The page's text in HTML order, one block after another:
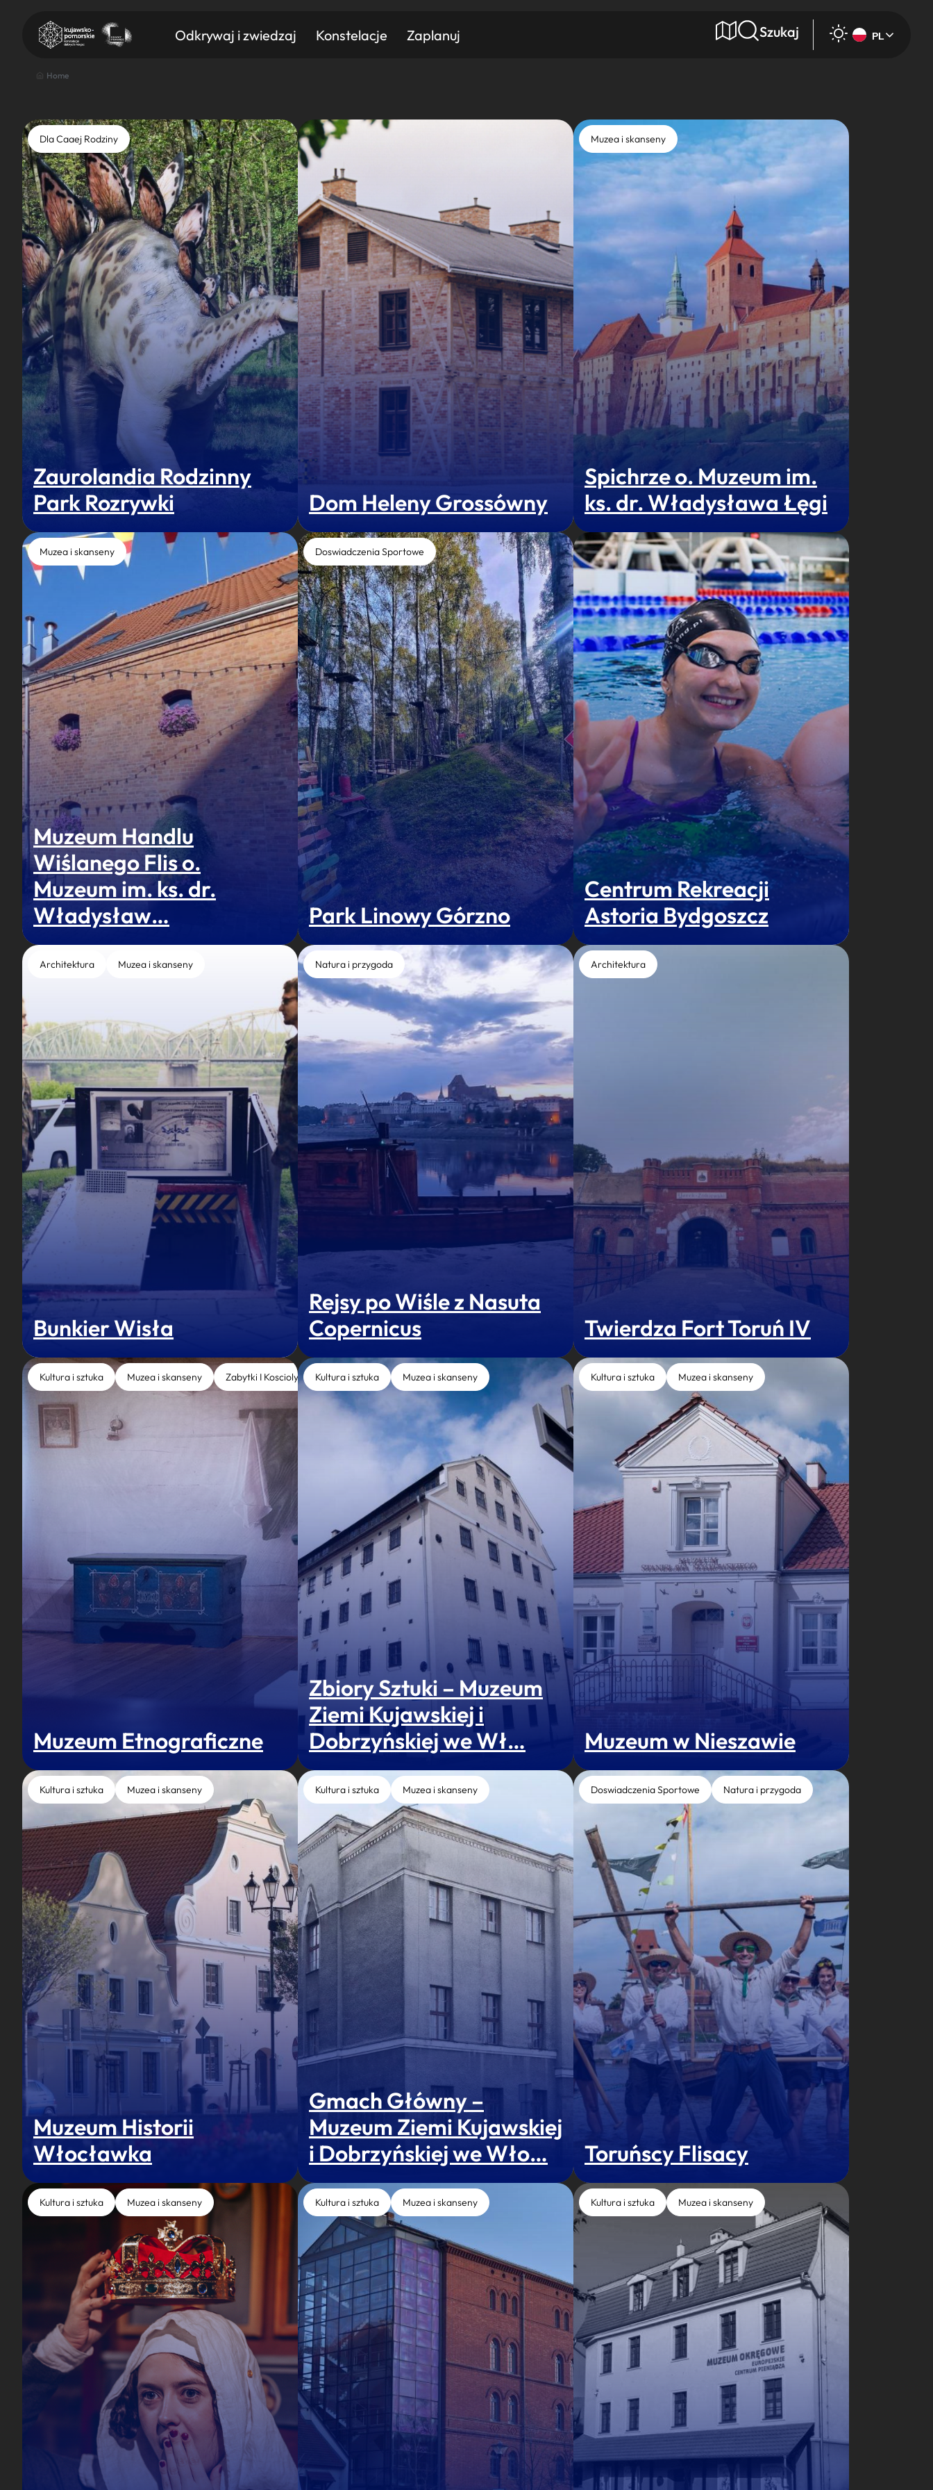
Odkrywaj i zwiedzaj Konstelacje Zaplanuj Szukaj PL
Znajdź atrakcję
Nazwa atrakcji Miasto
Home
Dla Caaej Rodziny
Zaurolandia Rodzinny
Park Rozrywki
Dom Heleny Grossówny
Muzea i skanseny
Spichrze o. Muzeum im.
ks. dr. Władysława Łęgi
Muzea i skanseny
Muzeum Handlu
Wiślanego Flis o.
Muzeum im. ks. dr.
Władysław…
Doswiadczenia Sportowe
Park Linowy Górzno
Centrum Rekreacji
Astoria Bydgoszcz
Architektura Muzea i skanseny
Bunkier Wisła
Natura i przygoda
Rejsy po Wiśle z Nasuta
Copernicus
Architektura
Twierdza Fort Toruń IV
Kultura i sztuka Muzea i skanseny Zabytki I Koscioly
Muzeum Etnograficzne
Kultura i sztuka Muzea i skanseny
Zbiory Sztuki – Muzeum
Ziemi Kujawskiej i
Dobrzyńskiej we Wł…
Kultura i sztuka Muzea i skanseny
Muzeum w Nieszawie
Kultura i sztuka Muzea i skanseny
Muzeum Historii
Włocławka
Kultura i sztuka Muzea i skanseny
Gmach Główny –
Muzeum Ziemi Kujawskiej
i Dobrzyńskiej we Wło…
Doswiadczenia Sportowe Natura i przygoda
Toruńscy Flisacy
Kultura i sztuka Muzea i skanseny Kultura i sztuka Muzea i skanseny Kultura i sztuka Muzea i skanseny